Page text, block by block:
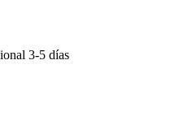
3-5 días